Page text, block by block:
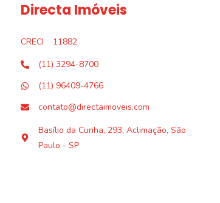
Directa Imóveis
CRECI
11882
(11) 3294-8700
(11) 96409-4766
contato@directaimoveis.com
Basílio da Cunha, 293, Aclimação, São
Paulo - SP